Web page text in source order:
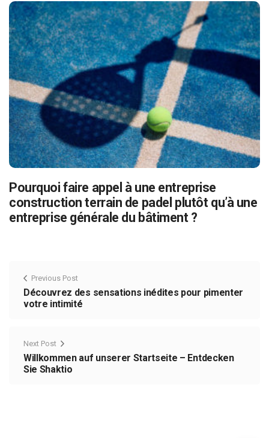
Pourquoi faire appel à une entreprise
construction terrain de padel plutôt qu’à une
entreprise générale du bâtiment ?
Previous Post
Découvrez des sensations inédites pour pimenter
votre intimité
Next Post
Willkommen auf unserer Startseite – Entdecken
Sie Shaktio